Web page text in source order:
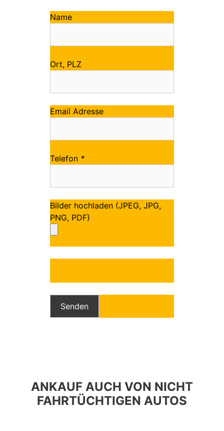
Name
Ort, PLZ
Email Adresse
Telefon *
Bilder hochladen (JPEG, JPG,
PNG, PDF)
ANKAUF AUCH VON NICHT
FAHRTÜCHTIGEN AUTOS